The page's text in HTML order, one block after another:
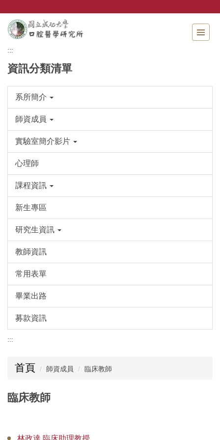
主
要
內
區
:::
資訊分類清單
系所簡介
師資成員
實驗室簡介影片
心理師
課程資訊
新生專區
研究生資訊
教師資訊
常用表單
畢業出路
募款資訊
:::
首頁 師資成員 臨床教師
臨床教師
林政達 臨床助理教授